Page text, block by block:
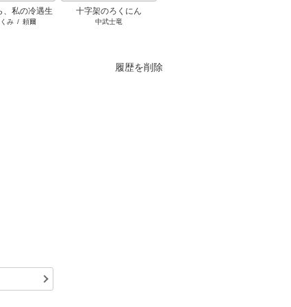
、私の冷遇生
ィーで声をか
み/ 頼爾
十字架のろくにん
中武士竜
履歴を削除